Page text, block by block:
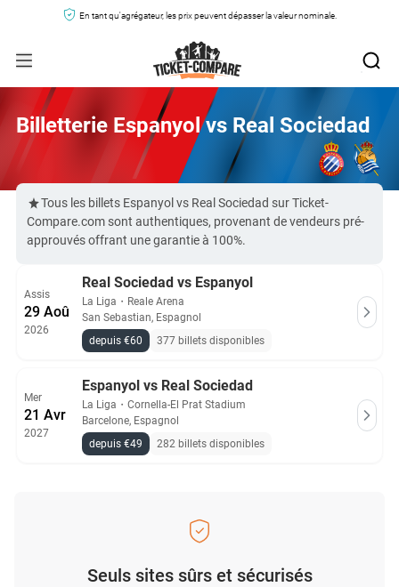
En tant qu'agrégateur, les prix peuvent dépasser la valeur nominale.
Billetterie Espanyol vs Real Sociedad
Tous les billets Espanyol vs Real Sociedad sur Ticket-
Compare.com sont authentiques, provenant de vendeurs pré-
approuvés offrant une garantie à 100%.
Assis
29 Aoû
2026
Real Sociedad vs Espanyol
La Liga ・ Reale Arena
San Sebastian, Espagnol
depuis €60
377 billets disponibles
Mer
21 Avr
2027
Espanyol vs Real Sociedad
La Liga ・ Cornella-El Prat Stadium
Barcelone, Espagnol
depuis €49
282 billets disponibles
Seuls sites sûrs et sécurisés